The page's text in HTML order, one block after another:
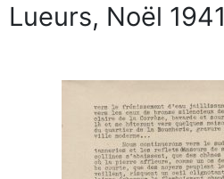
Lueurs, Noël 1941